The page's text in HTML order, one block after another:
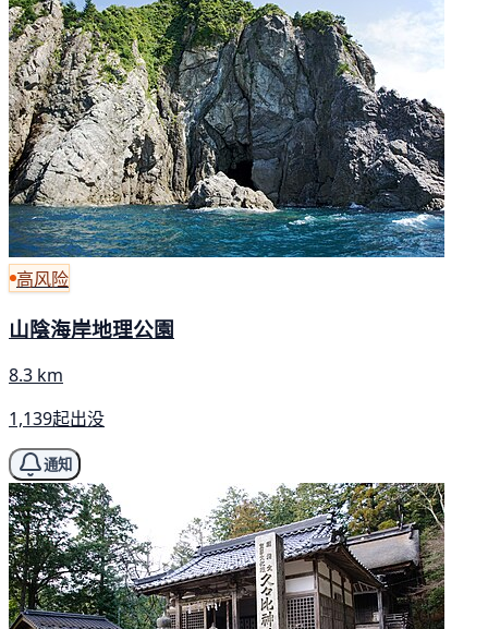
高风险
山陰海岸地理公園
8.3 km
1,139起出没
通知